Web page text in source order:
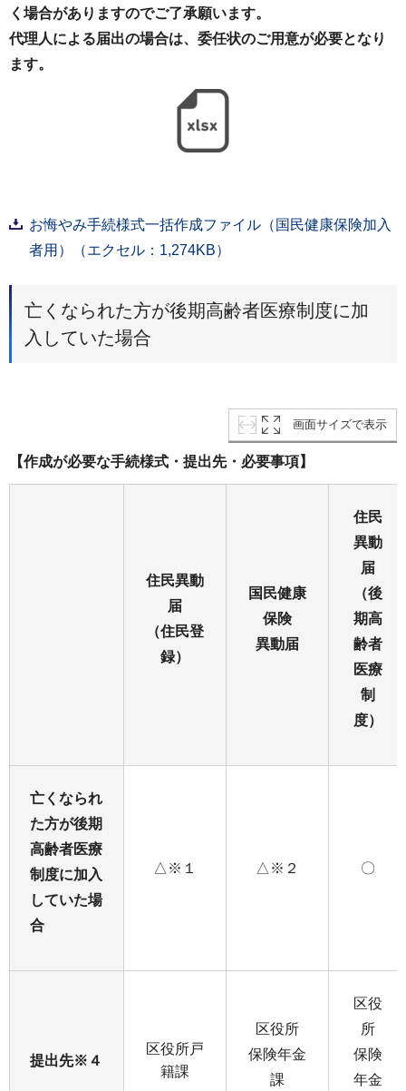
く場合がありますのでご了承願います。
代理人による届出の場合は、委任状のご用意が必要となり
ます。
お悔やみ手続様式一括作成ファイル（国民健康保険加入
者用）（エクセル：1,274KB）
亡くなられた方が後期高齢者医療制度に加
入していた場合
画面サイズで表示
【作成が必要な手続様式・提出先・必要事項】
住民異動
届
（住民登
録）
国民健康
保険
異動届
住民
異動
届
（後
期高
齢者
医療
制
度）
亡くなられ
た方が後期
高齢者医療
制度に加入
していた場
合
△※１ △※２ 〇
提出先※４
区役所戸
籍課
区役所
保険年金
課
区役
所
保険
年金